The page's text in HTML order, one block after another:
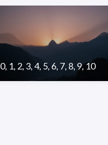
0, 1, 2, 3, 4, 5, 6, 7, 8, 9, 10